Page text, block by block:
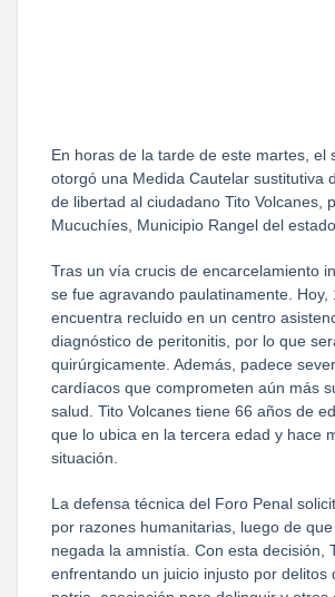
En horas de la tarde de este martes, el
otorgó una Medida Cautelar sustitutiva
de libertad al ciudadano Tito Volcanes,
Mucuchíes, Municipio Rangel del
Tras un vía crucis de encarcelamiento
se fue agravando paulatinamente. Hoy,
encuentra recluido en un centro
diagnóstico de peritonitis, por lo que
quirúrgicamente. Además, padece
cardíacos que comprometen aún más
salud. Tito Volcanes tiene 66 años de
que lo ubica en la tercera edad y hace
situación.
La defensa técnica del Foro Penal
por razones humanitarias, luego de
negada la amnistía. Con esta decisión,
enfrentando un juicio injusto por delitos